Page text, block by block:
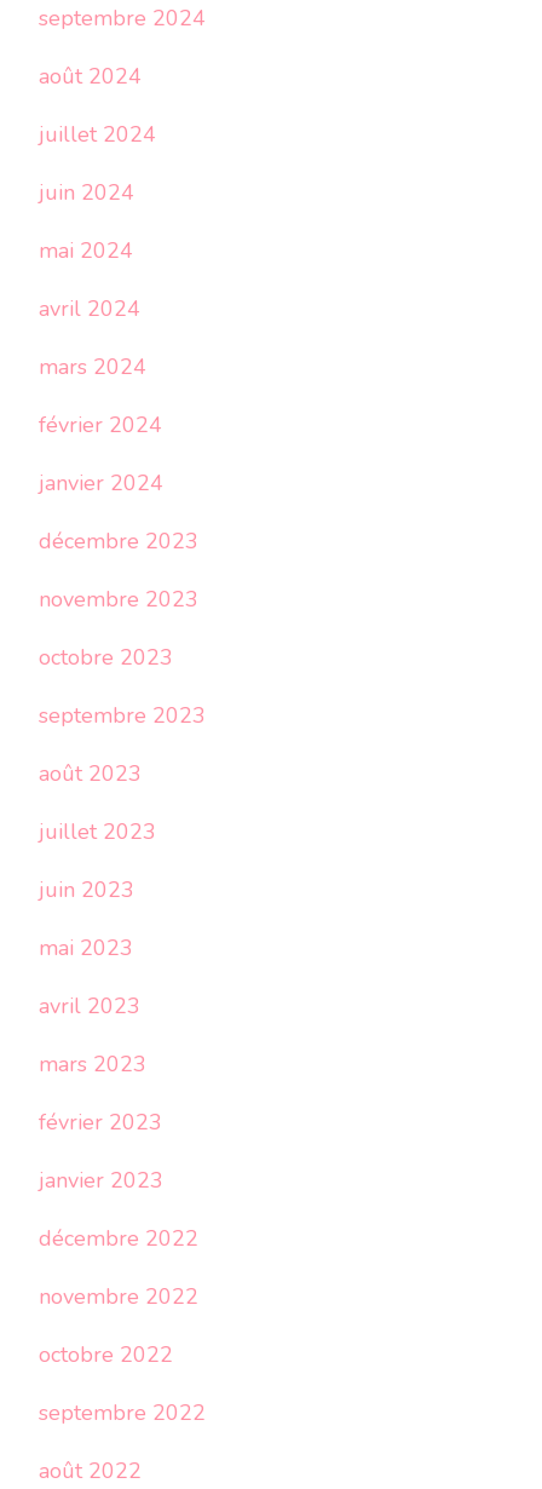
septembre 2024
août 2024
juillet 2024
juin 2024
mai 2024
avril 2024
mars 2024
février 2024
janvier 2024
décembre 2023
novembre 2023
octobre 2023
septembre 2023
août 2023
juillet 2023
juin 2023
mai 2023
avril 2023
mars 2023
février 2023
janvier 2023
décembre 2022
novembre 2022
octobre 2022
septembre 2022
août 2022